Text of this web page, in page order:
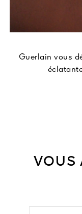
Guerlain vous
VOUS